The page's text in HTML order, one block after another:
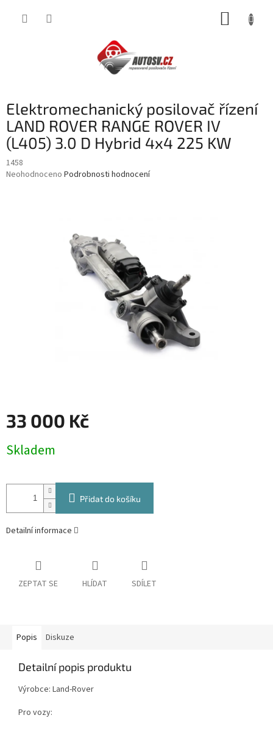
Elektromechanický posilovač řízení
LAND ROVER RANGE ROVER IV
(L405) 3.0 D Hybrid 4x4 225 KW
1458
Průměrné
Neohodnoceno Podrobnosti hodnocení
33 000 Kč
cena:
Skladem
Přidat do košíku
Detailní informace
ZEPTAT SE HLÍDAT SDÍLET
Popis Diskuze
Detailní popis produktu
Výrobce: Land-Rover
Pro vozy: